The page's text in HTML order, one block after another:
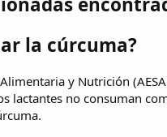
la cúrcuma?
y Nutrición
lactantes no consuman